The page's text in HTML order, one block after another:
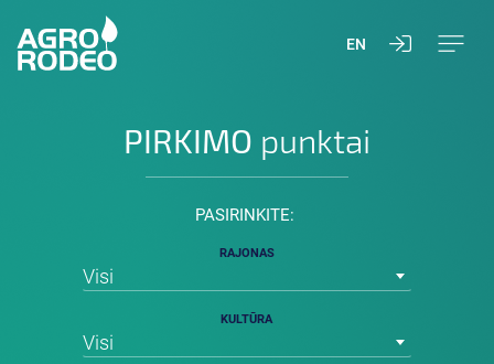
EN
PIRKIMO punktai
PASIRINKITE:
RAJONAS
Visi
KULTŪRA
Visi